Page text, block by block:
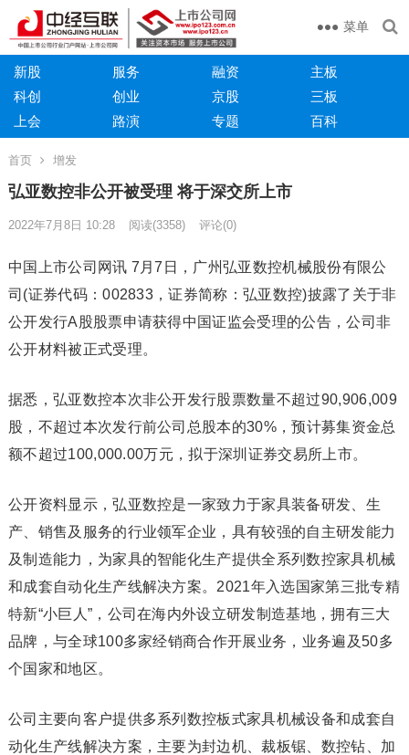
菜单
新股 服务 融资
主板
科创
创业 京股
三板
上会
路演 专题 百科
首页 增发
弘亚数控非公开被受理 将于深交所上市
2022年7月8日 10:28 阅读(3358) 评论(0)
中国上市公司网讯 7月7日，广州弘亚数控机械股份有限公
司(证券代码：002833，证券简称：弘亚数控)披露了关于非
公开发行A股股票申请获得中国证监会受理的公告，公司非
公开材料被正式受理。
据悉，弘亚数控本次非公开发行股票数量不超过90,906,009
股，不超过本次发行前公司总股本的30%，预计募集资金总
额不超过100,000.00万元，拟于深圳证券交易所上市。
公开资料显示，弘亚数控是一家致力于家具装备研发、生
产、销售及服务的行业领军企业，具有较强的自主研发能力
及制造能力，为家具的智能化生产提供全系列数控家具机械
和成套自动化生产线解决方案。2021年入选国家第三批专精
特新“小巨人”，公司在海内外设立研发制造基地，拥有三大
品牌，与全球100多家经销商合作开展业务，业务遍及50多
个国家和地区。
公司主要向客户提供多系列数控板式家具机械设备和成套自
动化生产线解决方案，主要为封边机、裁板锯、数控钻、加